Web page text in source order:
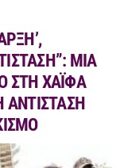
ΜΙΑ
ΣΤΗ ΧΑΪΦΑ
ΑΝΤΙΣΤΑΣΗ